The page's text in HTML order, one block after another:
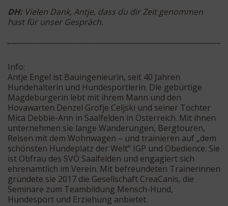
DH: Vielen Dank, Antje, dass du dir Zeit genommen
hast für unser Gespräch.
Info:
Antje Engel ist Bauingenieurin, seit 40 Jahren
Hundehalterin und Hundesportlerin. Die gebürtige
Magdeburgerin lebt mit ihrem Mann und den
Hovawarten Denzel Grofje Celjski und seiner Tochter
Mica Debbie-Ann in Saalfelden in Österreich. Mit ihnen
unternehmen sie lange Wanderungen, Bergtouren,
Reisen mit dem Wohnwagen – und trainieren auf „dem
schönsten Hundeplatz der Welt“ IGP und Obedience. Sie
ist Obfrau des SVÖ Saalfelden und engagiert sich
ehrenamtlich im Verein. Mit befreundeten Trainerinnen
gründete sie 2017 die Gesellschaft CreaCanis, die
Seminare zum Teambildung Mensch-Hund,
Hundesport und Erziehung anbietet.